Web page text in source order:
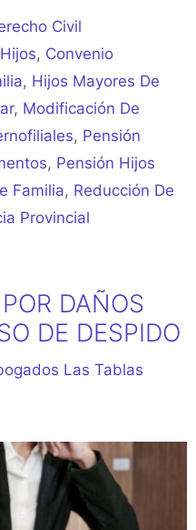
Civil
, Convenio
, Hijos Mayores De
, Modificación De
, Pensión
, Pensión Hijos
Familia, Reducción De
Provincial
DAÑOS
DE DESPIDO
Las Tablas